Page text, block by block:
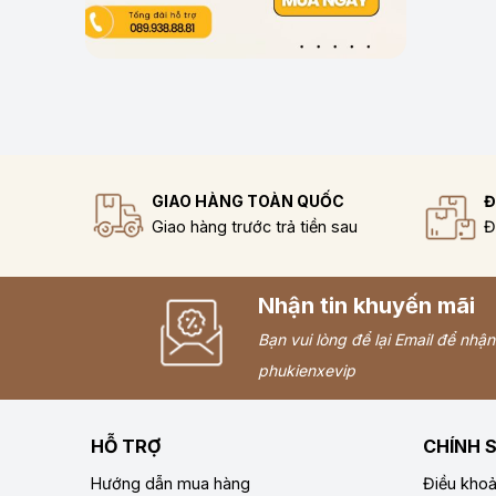
GIAO HÀNG TOÀN QUỐC
Giao hàng trước trả tiền sau
Nhận tin khuyến mãi
Bạn vui lòng để lại Email để
phukienxevip
HỖ TRỢ
Hướng dẫn mua hàng
CHÍNH
Điều